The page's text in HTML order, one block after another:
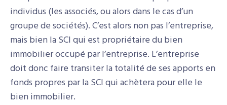
individus (les associés, ou alors dans le cas d’un
groupe de sociétés). C’est alors non pas l’entreprise,
mais bien la SCI qui est propriétaire du bien
immobilier occupé par l’entreprise. L’entreprise
doit donc faire transiter la totalité de ses apports en
fonds propres par la SCI qui achètera pour elle le
bien immobilier.